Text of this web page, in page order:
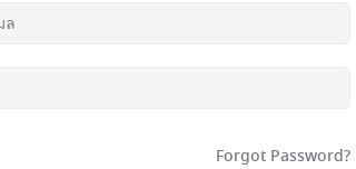
Forgot Password?